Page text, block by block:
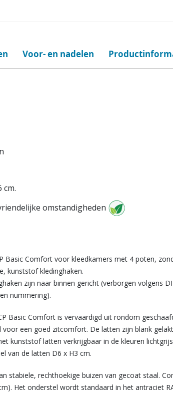
Voor- en nadelen
cm.
omstandigheden
Basic Comfort voor kleedkamers met 4 poten,
kunststof kledinghaken.
zijn naar binnen gericht (verborgen volgens
nummering).
Basic Comfort is vervaardigd uit rondom
een goed zitcomfort. De latten zijn blank
kunststof latten verkrijgbaar in de kleuren
van de latten D6 x H3 cm.
stabiele, rechthoekige buizen van gecoat staal.
Het onderstel wordt standaard in het antraciet